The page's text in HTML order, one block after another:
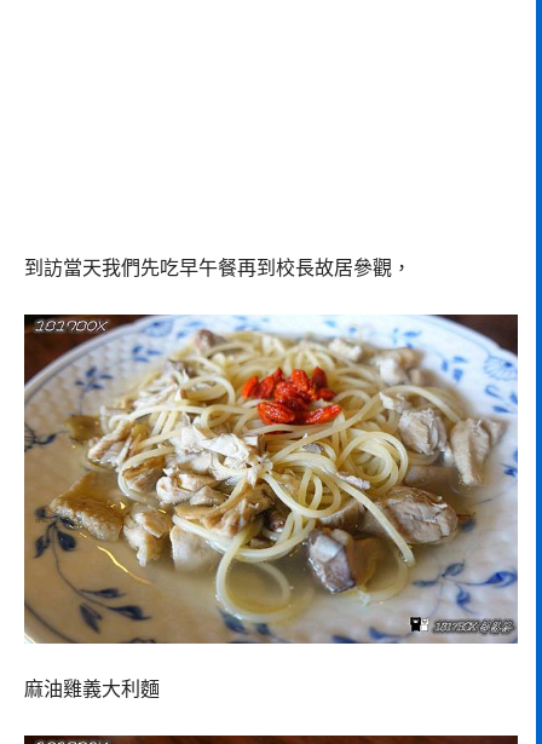
到訪當天我們先吃早午餐再到校長故居參觀，
麻油雞義大利麵